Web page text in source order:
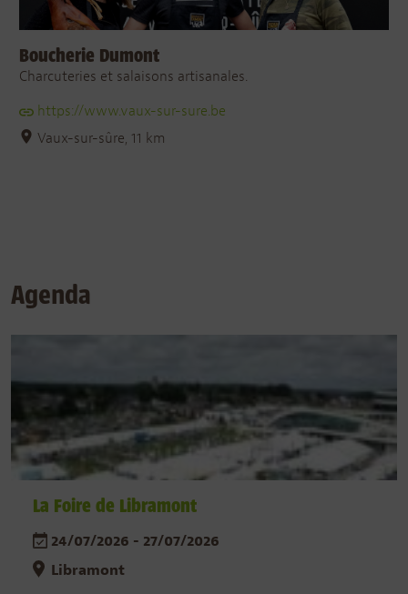
Boucherie Dumont
Charcuteries et salaisons artisanales.
https://www.vaux-sur-sure.be
Vaux-sur-sûre, 11 km
Agenda
La Foire de Libramont
24/07/2026 - 27/07/2026
Libramont